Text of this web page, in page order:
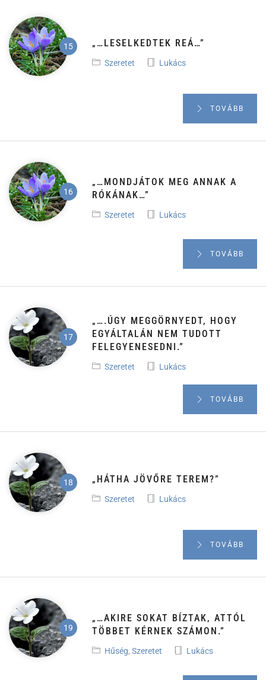
„…LESELKEDTEK REÁ…”
Szeretet Lukács
TOVÁBB
„…MONDJÁTOK MEG ANNAK A
RÓKÁNAK…”
Szeretet Lukács
TOVÁBB
„….ÚGY MEGGÖRNYEDT, HOGY
EGYÁLTALÁN NEM TUDOTT
FELEGYENESEDNI.”
Szeretet Lukács
TOVÁBB
„HÁTHA JÖVŐRE TEREM?”
Szeretet Lukács
TOVÁBB
„…AKIRE SOKAT BÍZTAK, ATTÓL
TÖBBET KÉRNEK SZÁMON.”
Hűség, Szeretet Lukács